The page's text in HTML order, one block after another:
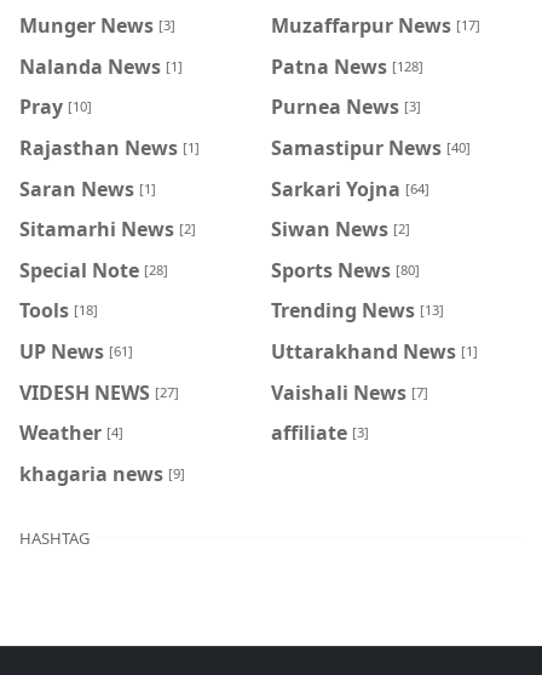
Munger News [3] Muzaffarpur News [17]
Nalanda News [1] Patna News [128]
Pray [10] Purnea News [3]
Rajasthan News [1] Samastipur News [40]
Saran News [1] Sarkari Yojna [64]
Sitamarhi News [2] Siwan News [2]
Special Note [28] Sports News [80]
Tools [18] Trending News [13]
UP News [61] Uttarakhand News [1]
VIDESH NEWS [27] Vaishali News [7]
Weather [4] affiliate [3]
khagaria news [9]
HASHTAG